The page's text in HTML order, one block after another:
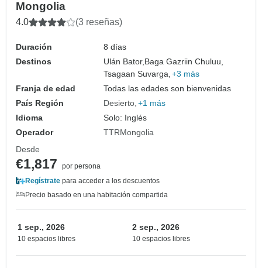
Mongolia
4.0 (3 reseñas)
Duración
8 días
Destinos
Ulán Bator, Baga Gazriin Chuluu,
Tsagaan Suvarga, +3 más
Franja de edad
Todas las edades son bienvenidas
País Región
Desierto +1 más
Idioma
Solo: Inglés
Operador
TTRMongolia
Desde
€1,817
por persona
Regístrate para acceder a los descuentos
Precio basado en una habitación compartida
1 sep., 2026
10 espacios libres
2 sep., 2026
10 espacios libres